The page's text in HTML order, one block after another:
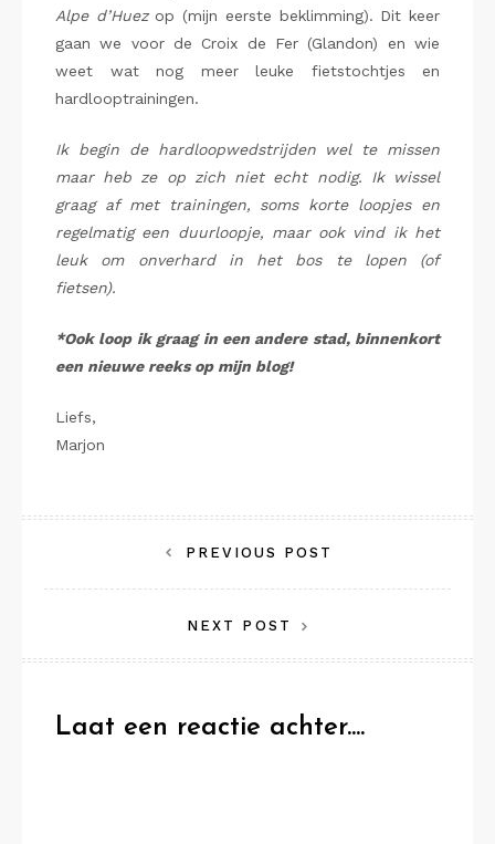
Alpe d’Huezop (mijn eerste beklimming). Dit keer
gaan we voor de Croix de Fer (Glandon) en wie
weet wat nog meer leuke fietstochtjes en
hardlooptrainingen.
Ik begin de hardloopwedstrijden wel te missen
maar heb ze op zich niet echt nodig. Ik wissel
graag af met trainingen, soms korte loopjes en
regelmatig een duurloopje, maar ook vind ik het
leuk om onverhard in het bos te lopen (of
fietsen).
*Ook loop ik graag in een andere stad, binnenkort
een nieuwe reeks op mijn blog!
Liefs,
Marjon
navigatie
PREVIOUS POST
NEXT POST
Laat een reactie achter....